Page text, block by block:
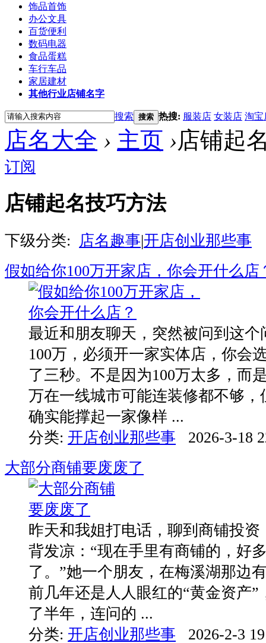
饰品首饰
办公文具
百货便利
数码电器
食品蛋糕
车行车品
家居建材
其他行业店铺名字
搜索 搜索 热搜: 服装店 女装店 淘宝
店名大全 › 主页 ›店铺起
订阅
店铺起名技巧方法
下级分类: 店名趣事|开店创业那些事
假如给你100万开家店，你会开什么店
最近和朋友聊天，突然被问到这个
100万，必须开一家实体店，你会
了三秒。不是因为100万太多，而
万在一线城市可能连装修都不够，
确实能撑起一家像样 ...
分类: 开店创业那些事
2026-3-18
大部分商铺要废废了
昨天和我姐打电话，聊到商铺投
背发凉：“现在手里有商铺的，好
了。”她一个朋友，在梅溪湖那边
前几年还是人人眼红的“黄金资产”
了半年，连问的 ...
分类: 开店创业那些事
2026-2-3